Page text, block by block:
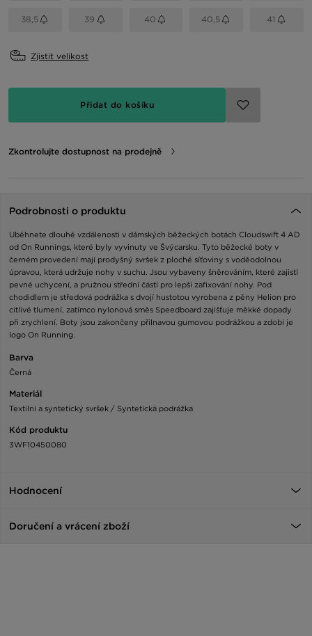
38,5 39 40 40,5 41
Zjistit velikost
Přidat do košíku
Zkontrolujte dostupnost na prodejně
Podrobnosti o produktu
Uběhnete dlouhé vzdálenosti v dámských běžeckých botách Cloudswift 4 AD
od On Runnings, které byly vyvinuty ve Švýcarsku. Tyto běžecké boty v
černém provedení mají prodyšný svršek z ploché síťoviny s voděodolnou
úpravou, která udržuje nohy v suchu. Jsou vybaveny šněrováním, které zajistí
pevné uchycení, a pružnou střední částí pro lepší zafixování nohy. Pod
chodidlem je středová podrážka s dvojí hustotou vyrobena z pěny Helion pro
citlivé tlumení, zatímco nylonová směs Speedboard zajišťuje měkké dopady
při zrychlení. Boty jsou zakončeny přilnavou gumovou podrážkou a zdobí je
logo On Running.
Barva
Černá
Materiál
Textilní a syntetický svršek / Syntetická podrážka
Kód produktu
3WF10450080
Hodnocení
Doručení a vrácení zboží